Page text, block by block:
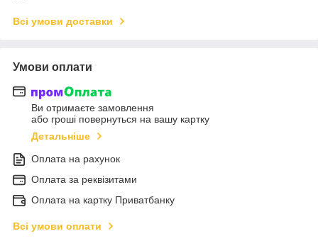
Всі умови доставки
Умови оплати
Ви отримаєте замовлення
або гроші повернуться на вашу картку
Детальніше
Оплата на рахунок
Оплата за реквізитами
Оплата на картку Приватбанку
Всі умови оплати